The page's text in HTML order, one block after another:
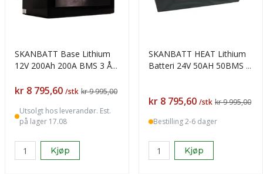
SKANBATT Base Lithium
12V 200Ah 200A BMS 3 Års
Pris
kr 8 795,60 /stk kr 9 995,00
Utsolgt hos leverandør. Est.
på lager 17.08
Kjøp
SKANBATT HEAT Lithium
Batteri 24V 50AH 50BMS -
Pris
kr 8 795,60 /stk kr 9 995,00
Bestilling 2-6 dager
Kjøp